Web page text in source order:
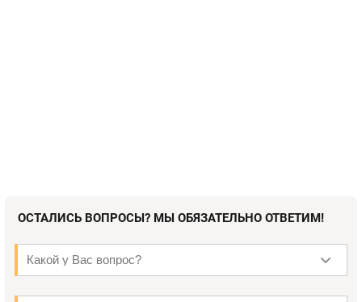
ОСТАЛИСЬ ВОПРОСЫ? МЫ ОБЯЗАТЕЛЬНО ОТВЕТИМ!